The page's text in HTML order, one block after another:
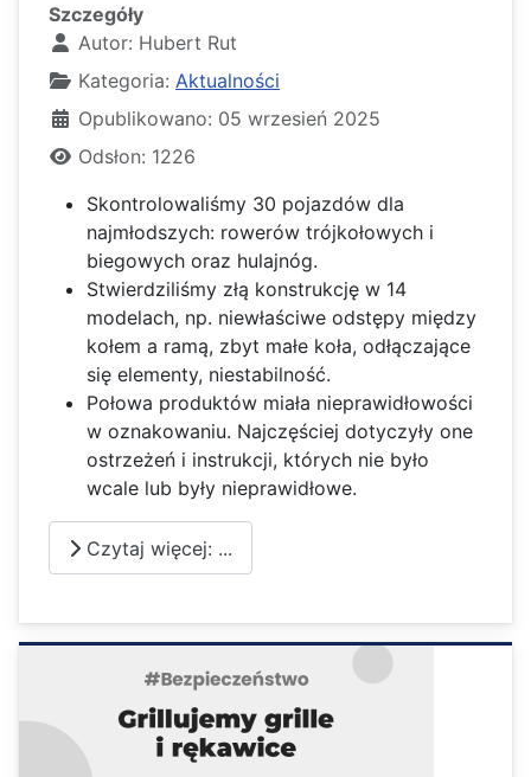
Szczegóły
Autor: Hubert Rut
Kategoria: Aktualności
Opublikowano: 05 wrzesień 2025
Odsłon: 1226
Skontrolowaliśmy 30 pojazdów dla
najmłodszych: rowerów trójkołowych i
biegowych oraz hulajnóg.
Stwierdziliśmy złą konstrukcję w 14
modelach, np. niewłaściwe odstępy między
kołem a ramą, zbyt małe koła, odłączające
się elementy, niestabilność.
Połowa produktów miała nieprawidłowości
w oznakowaniu. Najczęściej dotyczyły one
ostrzeżeń i instrukcji, których nie było
wcale lub były nieprawidłowe.
Czytaj więcej: ...